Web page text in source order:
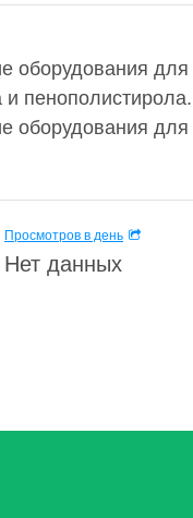
оборудования для
и пенополистирола.
оборудования для
Просмотров в день
Нет данных